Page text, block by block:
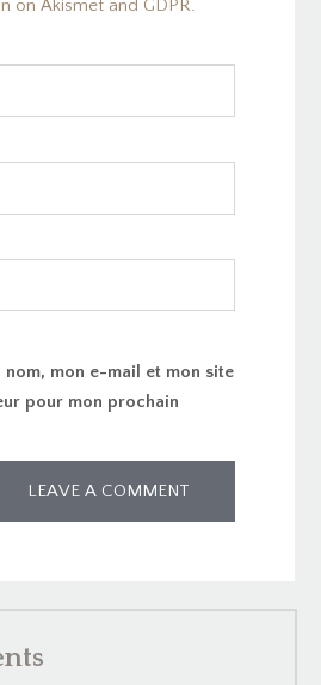
on Akismet and GDPR.
nom, mon e-mail et mon site
pour mon prochain